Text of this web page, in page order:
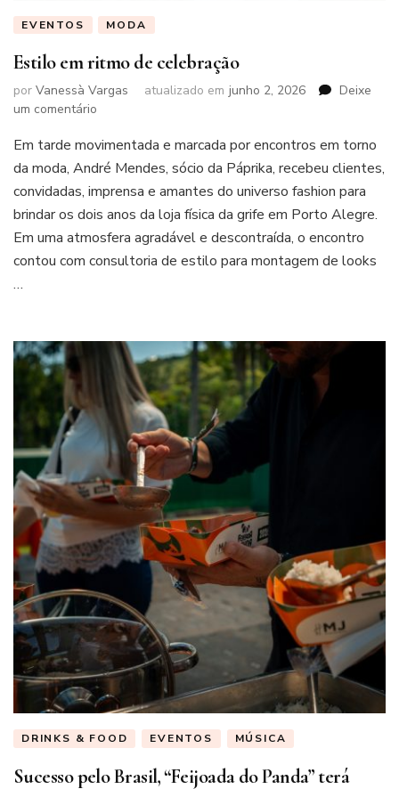
EVENTOS MODA
Estilo em ritmo de celebração
por Vanessà Vargas atualizado em junho 2, 2026
Deixe
um comentário
em
ritmo
celebração
Em tarde movimentada e marcada por encontros em torno
da moda, André Mendes, sócio da Páprika, recebeu clientes,
convidadas, imprensa e amantes do universo fashion para
brindar os dois anos da loja física da grife em Porto Alegre.
Em uma atmosfera agradável e descontraída, o encontro
contou com consultoria de estilo para montagem de looks
…
DRINKS & FOOD EVENTOS MÚSICA
Sucesso pelo Brasil, “Feijoada do Panda” terá